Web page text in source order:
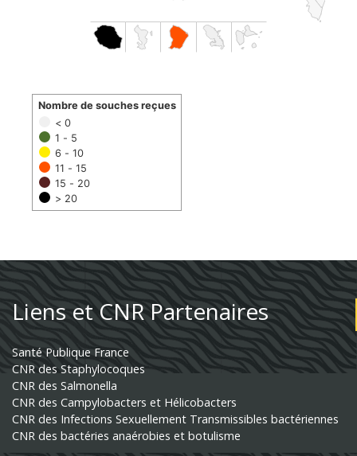
< 0
1 - 5
6 - 10
11 - 15
15 - 20
> 20
Nombre de souches reçues
Liens et CNR Partenaires
Santé Publique France
CNR des Staphylocoques
CNR des Salmonella
CNR des Campylobacters et Hélicobacters
CNR des Infections Sexuellement Transmissibles bactériennes
CNR des bactéries anaérobies et botulisme